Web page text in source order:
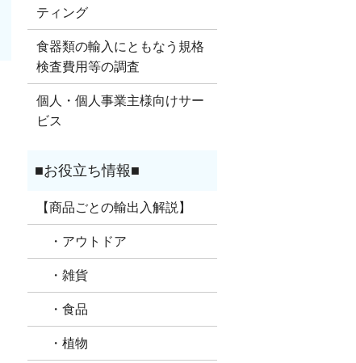
ティング
食器類の輸入にともなう規格
検査費用等の調査
個人・個人事業主様向けサー
ビス
【商品ごとの輸出入解説】
・アウトドア
・雑貨
・食品
・植物